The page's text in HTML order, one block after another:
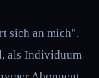
sich an mich",
als Individuum